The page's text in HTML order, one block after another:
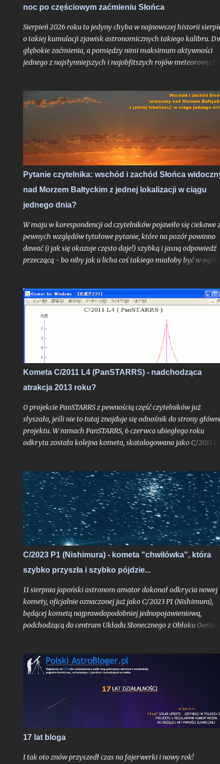
Księżyca - znów o bardzo głębokiej fazie maksymalnej. Oba te
zaćmienie Słońc...
noc po częściowym zaćmieniu Słońca
Sierpień 2026 roku to jedyny chyba w najnowszej historii
o takiej kumulacji zjawisk astronomicznych takiego kalibru.
głębokie zaćmienia, a pomiędzy nimi maksimum aktywności
jednego z najsłynniejszych i najobfitszych rojów meteorowych
trudne do przebicia otwarcie nowego sezonu z nocami
astronomicznymi. Do pełni szczęścia brakowałby chyba tylko
dwóch lat - nawet takie scenariusze bywają realne. Po
zachęcie do obserwacji sierpniowych zaćmień zapraszam na
wskazówek odnośnie najbardziej lubianego przez amatorów
wakacyjnego roju meteorów, których tylko w jedną noc
ujrzeć więcej, niż większość ludzi zobaczy przez całe życie.
Oczywiście jak zawsze pod głównym warunkiem: jeśli
zachmurzenie zrobi sobie od nas wakacje...
Pytanie czytelnika: wschód i zachód Słońca
nad Morzem Bałtyckim z jednej lokalizacji w ciągu
jednego dnia?
W maju w korespondencji od czytelników pojawiło się ciekawe
pewnych względów tytułowe pytanie, które na pozór powinno
dawać (i jak się okazuje często daje!) szybką i jasną odpowiedź
przeczącą - bo niby jak u licha coś takiego miałoby być w ogóle
postanowiłem opisać teraz jeszcze szerzej w ramach całego
na blogu, albowiem stanowi ono bardzo interesujące zadanie
obserwacyjne, do wykonania którego chciałbym dziś zachęcić
zwłaszcza tych z Was, którzy mieszkają nad Morzem
Kometa C/2011 L4 (PanSTARRS) - nadchodząca
atrakcja 2013 roku?
O projekcie PanSTARRS z pewnością część czytelników już
słyszała, jeśli nie to tutaj znajduje się odnośnik do strony
projektu. W ramach PanSTARRS, 6 czerwca ubiegłego roku
odkryta została kolejna kometa, skatalogowana jako C/2011
zbyt wcześnie. - (Uwaga: w końcowej części tekstu nowe
aktualizacje prognoz ze stycznia 2013 roku). Kliknij jeśli chcesz
razu przejść do uaktualnienia . - Kliknij w ten link, jeśli chcesz
przejść do aktualizacji z 05.05.2013 r.
C/2023 P1 (Nishimura) - kometa "chwilówka", która
szybko przyszła i szybko pójdzie...
11 sierpnia japoński astronom amator dokonał odkrycia nowej
komety, oficjalnie oznaczonej już jako C/2023 P1 (Nishimura),
będącej kometą najprawdopodobniej jednopojawieniową,
podchodzącą do centrum Układu Słonecznego z Obłoku Oorta i
odkrycia był bardzo jasny jak na kometę, mając blask rzędu
mag.
17 lat bloga
I tak oto znów przyszedł czas na fajerwerki i nowy rok!